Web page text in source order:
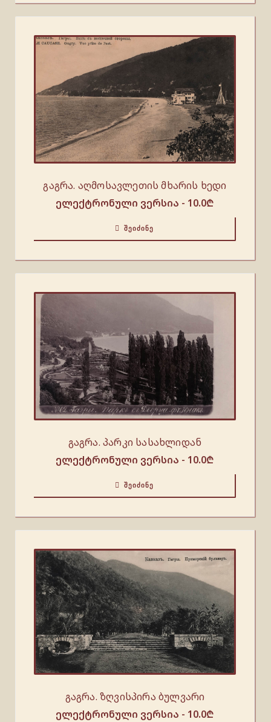
გაგრა. აღმოსავლეთის მხარის ხედი
ელექტრონული ვერსია - 10.0₾
ᲨᲔᲘᲫᲘᲜᲔ
გაგრა. პარკი სასახლიდან
ელექტრონული ვერსია - 10.0₾
ᲨᲔᲘᲫᲘᲜᲔ
გაგრა. ზღვისპირა ბულვარი
ელექტრონული ვერსია - 10.0₾